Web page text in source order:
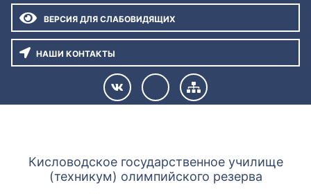
ВЕРСИЯ ДЛЯ СЛАБОВИДЯЩИХ
НАШИ КОНТАКТЫ
Кисловодское государственное училище
(техникум) олимпийского резерва